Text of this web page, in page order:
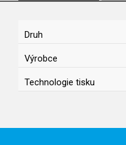
Druh
Výrobce
Technologie tisku